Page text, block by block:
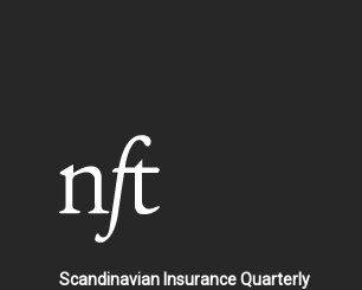
Scandinavian Insurance Quarterly